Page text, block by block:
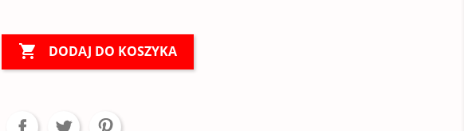
 DODAJ DO KOSZYKA